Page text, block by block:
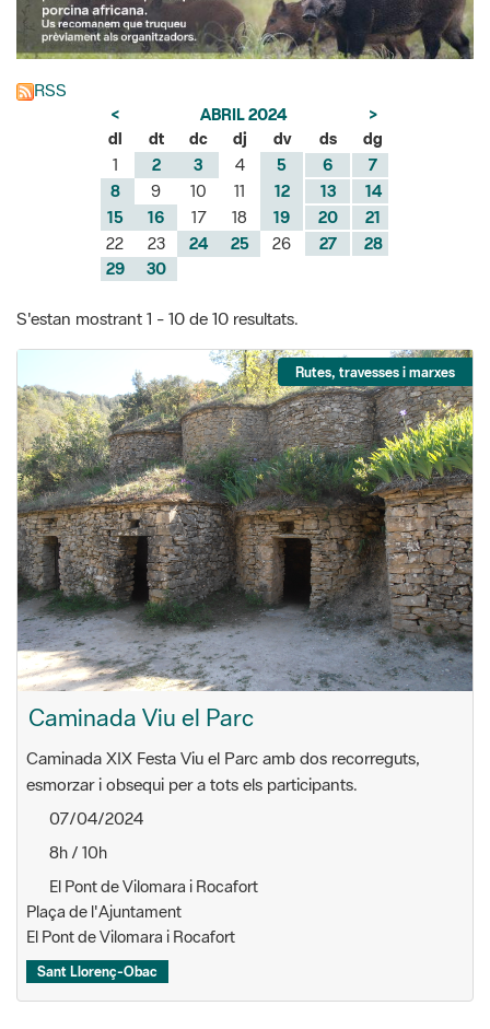
RSS
< ABRIL 2024
>
dl
dt dc dj dv ds
dg
1
2 3 4 5 6
7
8
9 10 11 12 13
14
15
16 17 18 19 20
21
22
23 24 25 26 27
28
29
30
S'estan mostrant 1 - 10 de 10 resultats.
Rutes, travesses i marxes
Caminada Viu el Parc
Caminada XIX Festa Viu el Parc amb dos recorreguts,
esmorzar i obsequi per a tots els participants.
07/04/2024
8h / 10h
El Pont de Vilomara i Rocafort
Plaça de l'Ajuntament
El Pont de Vilomara i Rocafort
Sant Llorenç-Obac